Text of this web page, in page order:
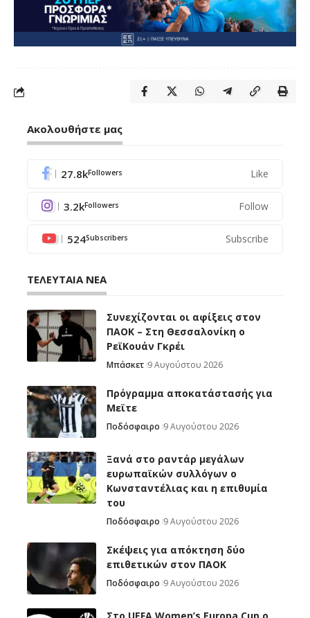
Ακολουθήστε μας
27.8kFollowers Like
3.2kFollowers Follow
524Subscribers Subscribe
ΤΕΛΕΥΤΑΙΑ ΝΕΑ
Συνεχίζονται οι αφίξεις στον
ΠΑΟΚ – Στη Θεσσαλονίκη ο
ΡεϊΚουάν Γκρέι
Μπάσκετ 9 Αυγούστου 2026
Πρόγραμμα αποκατάστασής για
Μεϊτε
Ποδόσφαιρο 9 Αυγούστου 2026
Ξανά στο ραντάρ μεγάλων
ευρωπαϊκών συλλόγων ο
Κωνσταντέλιας και η επιθυμία
του
Ποδόσφαιρο 9 Αυγούστου 2026
Σκέψεις για απόκτηση δύο
επιθετικών στον ΠΑΟΚ
Ποδόσφαιρο 9 Αυγούστου 2026